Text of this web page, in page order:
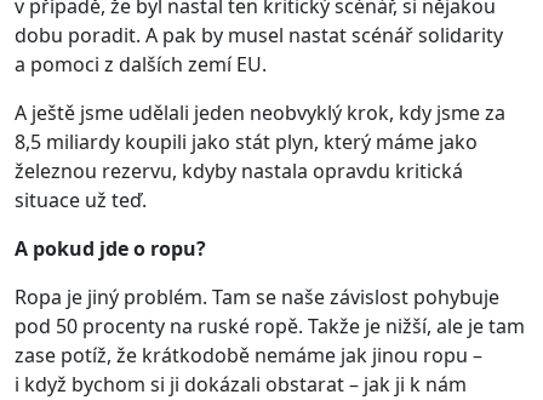
v případě, že byl nastal ten kritický scénář, si nějakou
dobu poradit. A pak by musel nastat scénář solidarity
a pomoci z dalších zemí EU.
A ještě jsme udělali jeden neobvyklý krok, kdy jsme za
8,5 miliardy koupili jako stát plyn, který máme jako
železnou rezervu, kdyby nastala opravdu kritická
situace už teď.
A pokud jde o ropu?
Ropa je jiný problém. Tam se naše závislost pohybuje
pod 50 procenty na ruské ropě. Takže je nižší, ale je tam
zase potíž, že krátkodobě nemáme jak jinou ropu –
i když bychom si ji dokázali obstarat – jak ji k nám